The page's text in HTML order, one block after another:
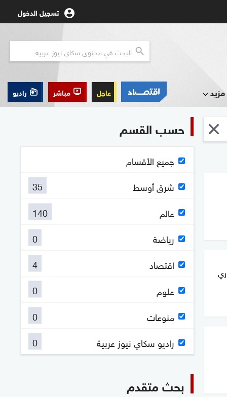
تسجيل الدخول
مزيد عاجل مباشر راديو
حسب القسم
جميع الأقسام
شرق أوسط
35
عالم
140
رياضة
0
اقتصاد
4
علوم
0
منوعات
0
راديو سكاي نيوز عربية
0
بحث متقدم